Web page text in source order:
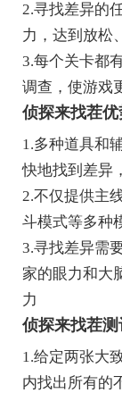
2.寻找差异的
力，达到放松
3.每个关卡都
调查，使游戏
侦探来找茬优
1.多种道具和
快地找到差异
2.不仅提供主
斗模式等多种
3.寻找差异需
家的眼力和大
力
侦探来找茬测
1.给定两张大
内找出所有的